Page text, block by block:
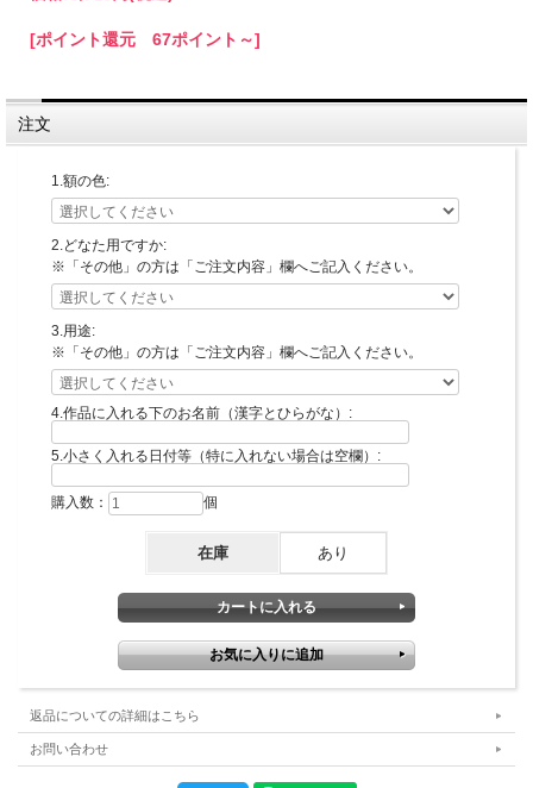
※ブラウン・ナチュラル
天然桐額
外寸（約）：縦350ｍｍ×横400ｍｍ×厚さ25ｍｍ
額の色：スタンダード額5色とヴィンテージ額6色（+1100円）と天然桐額（+2200
円）からお選びいただけます。（天然桐額はブラウンのみとなります。）
※天然桐額は天然木の樹形を生かしておつくりしておりますので、形はそれぞれ一
点物（おまかせ）となります。外寸はあくまで目安です。
※背景の柄はおまかせになります。
<ご注文の手順>
1.額の色をお選びください。
※ヴィンテージ額：+1100円（税込）
天然桐額：+2200円（税込）
※画像5枚目・6枚目・7枚目参照
2.どなた用かをお選びください。
※「その他」の方は「ご注文内容」欄にご記入ください。
3.用途をお選びください。
4.お入れする名前（漢字とひらがな）をご記入ください。
例:「美紀 みき」「武司 たけし」など
5.小さくお入れする日付等をご記入ください。
例：「2020.10.20.」「HAPPY BIRTHDAY」「祝・還暦」など ※
特に入れない場合は空欄でお願いします。
6.その方のご年齢（およそ）・性別・性格・詩に込めたい想い、その
[ポイント還元 67ポイント～]
注文
1.額の色:
2.どなた用ですか:
※「その他」の方は「ご注文内容」欄へご記入ください。
3.用途:
※「その他」の方は「ご注文内容」欄へご記入ください。
4.作品に入れる下のお名前（漢字とひらがな）:
5.小さく入れる日付等（特に入れない場合は空欄）:
購入数： 個
在庫 あり
返品についての詳細はこちら
お問い合わせ